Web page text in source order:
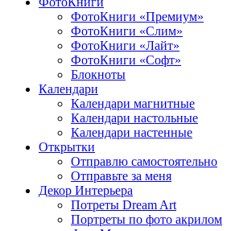
ФотоКниги «Премиум»
ФотоКниги «Слим»
ФотоКниги «Лайт»
ФотоКниги «Софт»
Блокноты
Календари
Календари магнитные
Календари настольные
Календари настенные
Открытки
Отправлю самостоятельно
Отправьте за меня
Декор Интерьера
Потреты Dream Art
Портреты по фото акрилом